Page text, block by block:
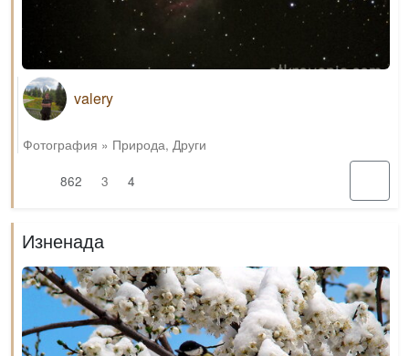
valery
Фотография » Природа, Други
862
3 4
Изненада